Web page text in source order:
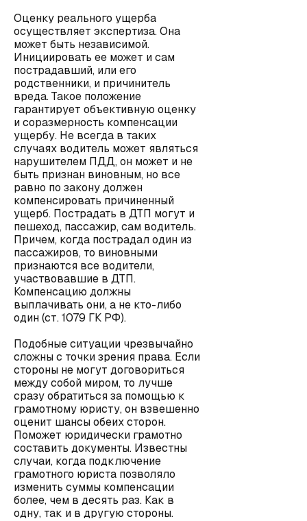
Оценку реального ущерба
осуществляет экспертиза. Она
может быть независимой.
Инициировать ее может и сам
пострадавший, или его
родственники, и причинитель
вреда. Такое положение
гарантирует объективную оценку
и соразмерность компенсации
ущербу. Не всегда в таких
случаях водитель может являться
нарушителем ПДД, он может и не
быть признан виновным, но все
равно по закону должен
компенсировать причиненный
ущерб. Пострадать в ДТП могут и
пешеход, пассажир, сам водитель.
Причем, когда пострадал один из
пассажиров, то виновными
признаются все водители,
участвовавшие в ДТП.
Компенсацию должны
выплачивать они, а не кто-либо
один (ст. 1079 ГК РФ).
Подобные ситуации чрезвычайно
сложны с точки зрения права. Если
стороны не могут договориться
между собой миром, то лучше
сразу обратиться за помощью к
грамотному юристу, он взвешенно
оценит шансы обеих сторон.
Поможет юридически грамотно
составить документы. Известны
случаи, когда подключение
грамотного юриста позволяло
изменить суммы компенсации
более, чем в десять раз. Как в
одну, так и в другую стороны.